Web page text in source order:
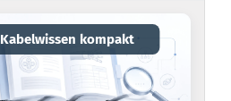
Kabelwissen kompakt